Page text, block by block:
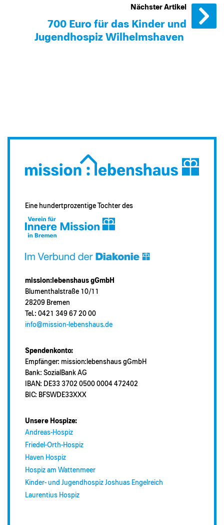
Nächster Artikel
700 Euro für das Kinder und
Jugendhospiz Wilhelmshaven
Eine hundertprozentige Tochter des
mission:lebenshaus gGmbH
Blumenthalstraße 10/11
28209 Bremen
Tel.: 0421 349 67 20 00
info@mission-lebenshaus.de
Spendenkonto:
Empfänger: mission:lebenshaus gGmbH
Bank: SozialBank AG
IBAN: DE33 3702 0500 0004 472402
BIC: BFSWDE33XXX
Unsere Hospize:
Andreas-Hospiz
Friedel-Orth-Hospiz
Haven Hospiz
Hospiz am Wattenmeer
Kinder- und Jugendhospiz Joshuas Engelreich
Laurentius Hospiz